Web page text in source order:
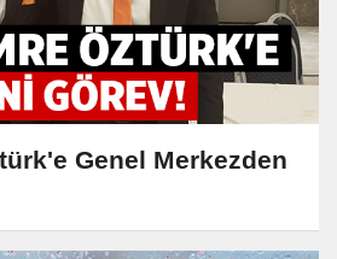
Genel Merkezden